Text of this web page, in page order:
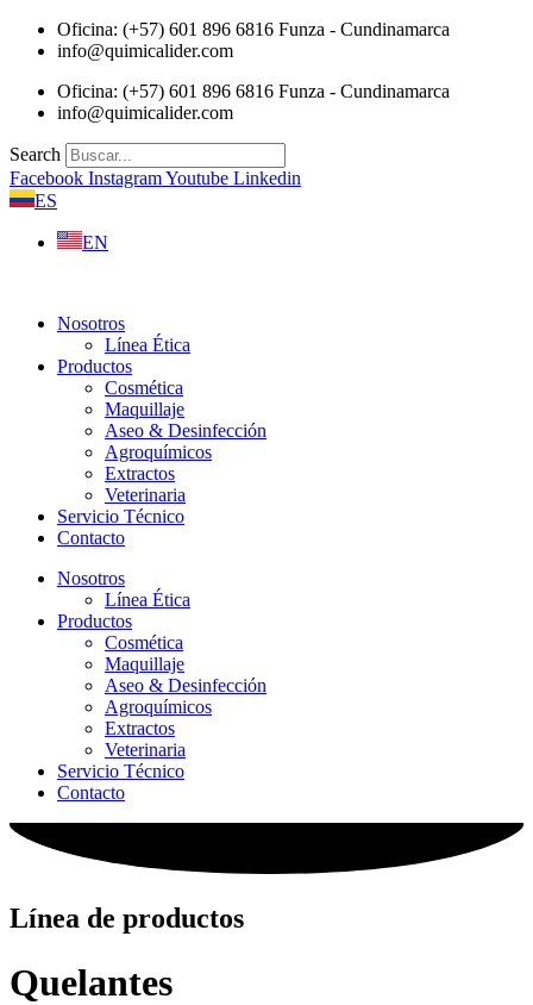
Saltar
Oficina: (+57) 601 896 6816 Funza - Cundinamarca
info@quimicalider.com
Oficina: (+57) 601 896 6816 Funza - Cundinamarca
info@quimicalider.com
Search
Facebook InstagramYoutube Linkedin
ES
EN
Nosotros
Línea Ética
Productos
Cosmética
Maquillaje
Aseo & Desinfección
Agroquímicos
Extractos
Veterinaria
Servicio Técnico
Contacto
Nosotros
Línea Ética
Productos
Cosmética
Maquillaje
Aseo & Desinfección
Agroquímicos
Extractos
Veterinaria
Servicio Técnico
Contacto
Línea de productos
Quelantes